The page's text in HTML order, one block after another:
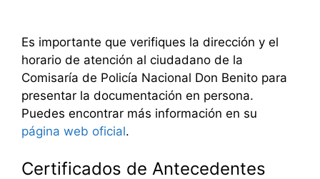
Es importante que verifiques la dirección y el
horario de atención al ciudadano de la
Comisaría de Policía Nacional Don Benito para
presentar la documentación en persona.
Puedes encontrar más información en su
página web oficial.
Certificados de Antecedentes